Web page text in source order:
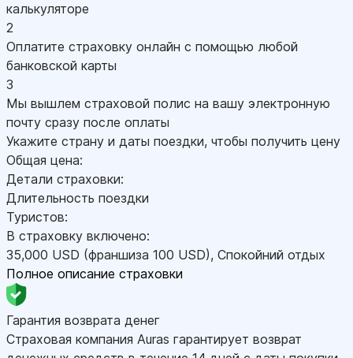
калькуляторе
2
Оплатите страховку онлайн с помощью любой
банковской карты
3
Мы вышлем страховой полис на вашу электронную
почту сразу после оплаты
Укажите страну и даты поездки, чтобы получить цену
Общая цена:
Детали страховки:
Длительность поездки
Туристов:
В страховку включено:
35,000 USD (франшиза 100 USD), Спокойний отдых
Полное описание страховки
Гарантия возврата денег
Страховая компания Auras гарантирует возврат